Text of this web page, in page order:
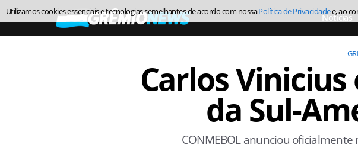
Notícias
Carlos
da Sul-
CONMEBOL anunciou
Utilizamos cookies essenciais e tecnologias semelhantes de acordo com nossaPolítica de Privacidadee, ao